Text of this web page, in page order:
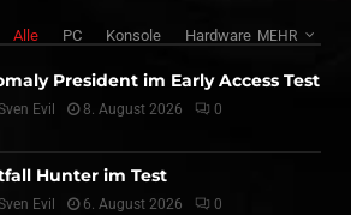
Alle PC Konsole Hardware MEHR
President im Early Access Test
Evil 8. August 2026 0
Hunter im Test
Evil 6. August 2026 0